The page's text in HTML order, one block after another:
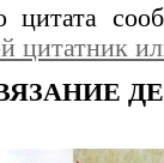
цитата
цитатник